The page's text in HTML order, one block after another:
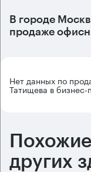
В городе
продаже
Нет данных по
Татищева в бизнес-
других